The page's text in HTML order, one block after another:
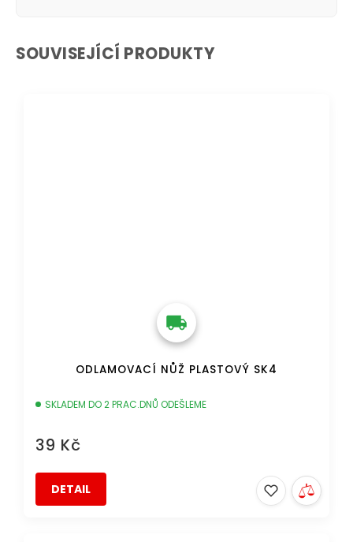
SOUVISEJÍCÍ PRODUKTY
ODLAMOVACÍ NŮŽ PLASTOVÝ SK4
SKLADEM DO 2 PRAC.DNŮ ODEŠLEME
39 Kč
DETAIL